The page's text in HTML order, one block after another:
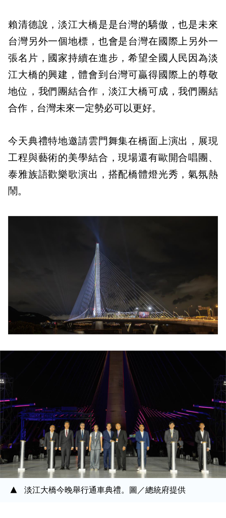
賴清德說，淡江大橋是是台灣的驕傲，也是未來
台灣另外一個地標，也會是台灣在國際上另外一
張名片，國家持續在進步，希望全國人民因為淡
江大橋的興建，體會到台灣可贏得國際上的尊敬
地位，我們團結合作，淡江大橋可成，我們團結
合作，台灣未來一定勢必可以更好。
今天典禮特地邀請雲門舞集在橋面上演出，展現
工程與藝術的美學結合，現場還有歐開合唱團、
泰雅族語歡樂歌演出，搭配橋體燈光秀，氣氛熱
鬧。
淡江大橋今晚舉行通車典禮。圖／總統府提供